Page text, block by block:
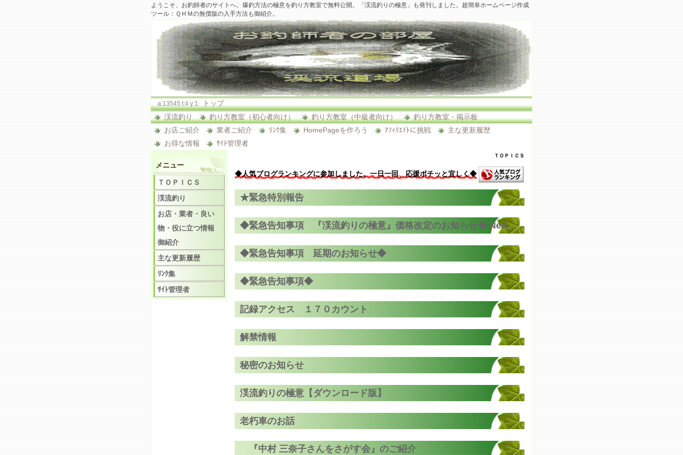
ようこそ、お釣師者のサイトへ。爆釣方法の極意を釣り方教室で無料公開。「渓流釣りの極意」も発刊しました。超簡単ホームページ作成
ツール：ＱＨＭの無償版の入手方法も御紹介。
a:13545 t:4 y:1-
トップ
渓流釣り
釣り方教室（初心者向け） 釣り方教室（中級者向け）
釣り方教室・掲示板
お店ご紹介
業者ご紹介 ﾘﾝｸ集 HomePageを作ろう ｱﾌｨﾘｴｲﾄに挑戦
主な更新履歴
お得な情報
ｻｲﾄ管理者
ＴＯＰＩＣＳ
◆人気ブログランキングに参加しました。一日一回、応援ポチッと宜しく◆
★緊急特別報告
◆緊急告知事項 『渓流釣りの極意』価格改定のお知らせ◆ New
◆緊急告知事項 延期のお知らせ◆
◆緊急告知事項◆
記録アクセス １７０カウント
解禁情報
秘密のお知らせ
渓流釣りの極意【ダウンロード版】
老朽車のお話
『中村 三奈子さんをさがす会』のご紹介
メニュー
ＴＯＰＩＣＳ
渓流釣り
お店・業者・良い
物・役に立つ情報
御紹介
主な更新履歴
ﾘﾝｸ集
ｻｲﾄ管理者